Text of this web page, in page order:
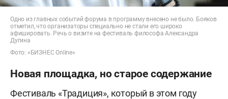
Одно из главных событий форума в программу внесено не было. Бояков
отметил, что организаторы специально не стали его широко
афишировать. Речь о визите на фестиваль философа Александра
Дугина
Фото: «БИЗНЕС Online»
Новая площадка, но старое содержание
Фестиваль «Традиция», который в этом году